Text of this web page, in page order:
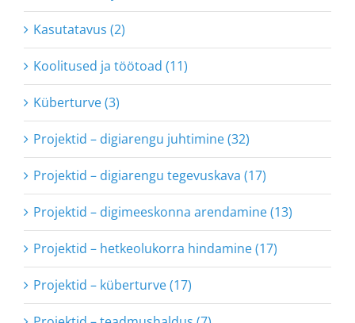
Kasutatavus (2)
Koolitused ja töötoad (11)
Küberturve (3)
Projektid – digiarengu juhtimine (32)
Projektid – digiarengu tegevuskava (17)
Projektid – digimeeskonna arendamine (13)
Projektid – hetkeolukorra hindamine (17)
Projektid – küberturve (17)